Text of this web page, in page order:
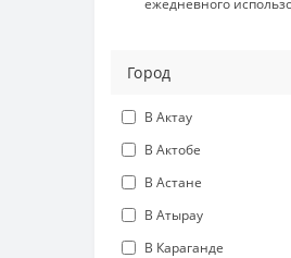
ежедневного
Город
В Актау
В Актобе
В Астане
В Атырау
В Караганде